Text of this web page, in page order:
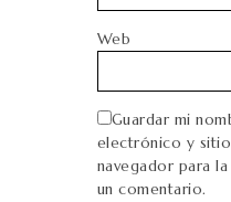
Web
Guardar mi
electrónico y
navegador para
un comentario.